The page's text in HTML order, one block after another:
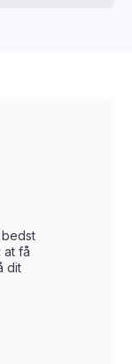
bedst
få
dit